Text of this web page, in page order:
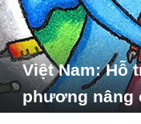
Việt Nam: Hỗ
phương nâng